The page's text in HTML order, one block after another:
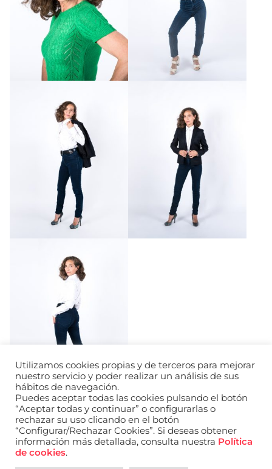
URL de Facebook
URL de Instagram
URL de Linkedin
Utilizamos cookies propias y de terceros para mejorar
nuestro servicio y poder realizar un análisis de sus
hábitos de navegación.
Puedes aceptar todas las cookies pulsando el botón
“Aceptar todas y continuar” o configurarlas o
rechazar su uso clicando en el botón
“Configurar/Rechazar Cookies”. Si deseas obtener
información más detallada, consulta nuestra Política
de cookies.